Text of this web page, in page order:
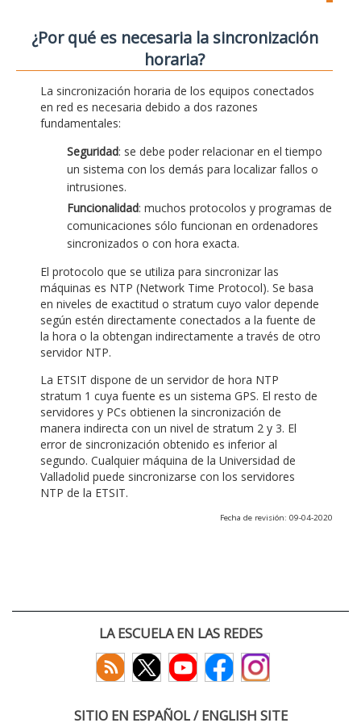
¿Por qué es necesaria la sincronización
horaria?
La sincronización horaria de los equipos conectados
en red es necesaria debido a dos razones
fundamentales:
Seguridad: se debe poder relacionar en el tiempo
un sistema con los demás para localizar fallos o
intrusiones.
Funcionalidad: muchos protocolos y programas de
comunicaciones sólo funcionan en ordenadores
sincronizados o con hora exacta.
El protocolo que se utiliza para sincronizar las
máquinas es NTP (Network Time Protocol). Se basa
en niveles de exactitud o stratum cuyo valor depende
según estén directamente conectados a la fuente de
la hora o la obtengan indirectamente a través de otro
servidor NTP.
La ETSIT dispone de un servidor de hora NTP
stratum 1 cuya fuente es un sistema GPS. El resto de
servidores y PCs obtienen la sincronización de
manera indirecta con un nivel de stratum 2 y 3. El
error de sincronización obtenido es inferior al
segundo. Cualquier máquina de la Universidad de
Valladolid puede sincronizarse con los servidores
NTP de la ETSIT.
Fecha de revisión: 09-04-2020
LA ESCUELA EN LAS REDES
SITIO EN ESPAÑOL / ENGLISH SITE